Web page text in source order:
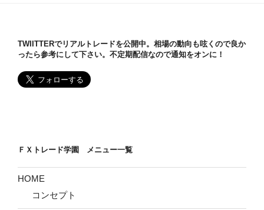
TWIITTERでリアルトレードを公開中。相場の動向も呟くので良か
ったら参考にして下さい。不定期配信なので通知をオンに！
ＦＸトレード学園 メニュー一覧
HOME
コンセプト